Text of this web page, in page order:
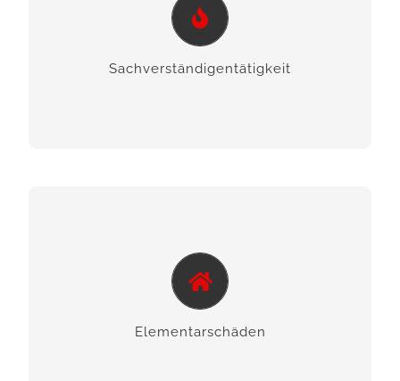
Sach­verstän­digen­tätigkeit
Wir bieten Ihnen zuverlässige Soforthilfe bei dem
Thema Sachverständigentätigkeit. Sprechen Sie
Elementar­schäden
Elementar­schäden
Wir unterstützen Sie bei Überschwemmungen